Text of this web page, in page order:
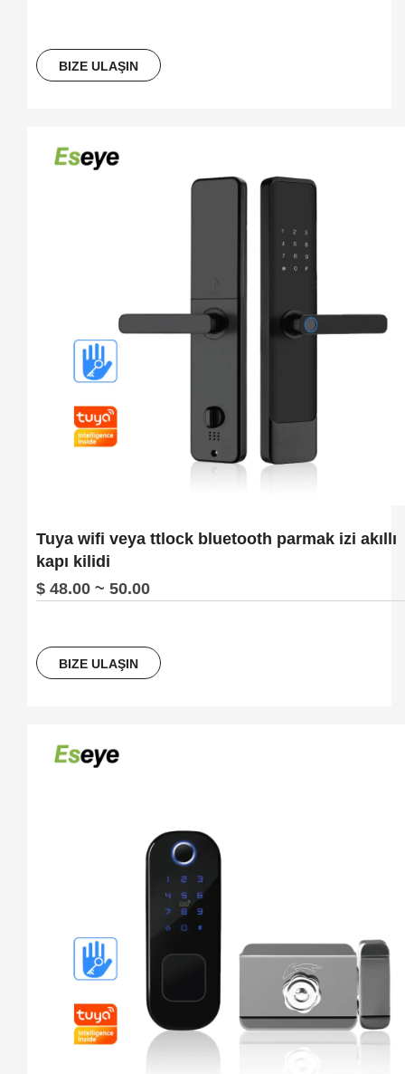
Toplam Parmak İzinde 300 Grup Tanımlama: Yarı iletken FPC
Kapı Kalınlığı Uygula: 35-50mm Pil: DC 6V, 4pcs AA Alkalin
Portekizce/ İspanyolca/ Endonezya
BIZE ULAŞIN
Tuya wifi veya ttlock bluetooth parmak izi akıllı
kapı kilidi
$ 48.00 ~ 50.00
BIZE ULAŞIN